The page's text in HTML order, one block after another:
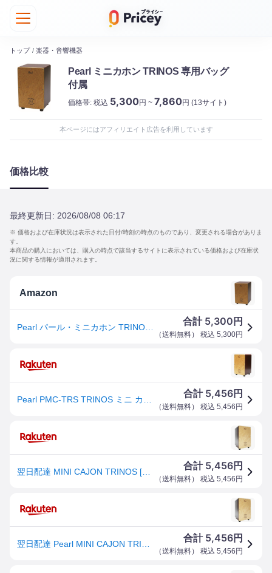
トップ / 楽器・音響機器
Pearl ミニカホン TRINOS 専用バッグ
付属
価格帯: 税込 5,300円 ~ 7,860円 (13サイト)
本ページにはアフィリエイト広告を利用しています
価格比較
最終更新日: 2026/08/08 06:17
※ 価格および在庫状況は表示された日付/時刻の時点のものであり、変更される場合がありま
す。
本商品の購入においては、購入の時点で該当するサイトに表示されている価格および在庫状
況に関する情報が適用されます。
Amazon
合計 5,300 円
（送料無料） 税込 5,300円
合計 5,456円
（送料無料） 税込 5,456 円
合計 5,456円
（送料無料） 税込 5,456 円
合計 5,456円
（送料無料） 税込 5,456 円